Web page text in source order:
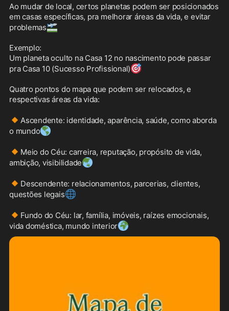
Ao mudar de local, certos planetas podem ser posicionados
em casas específicas, pra melhorar áreas da vida, e evitar
problemas🛫
Exemplo:
Um planeta oculto na Casa 12 no nascimento pode passar
pra Casa 10 (Sucesso Profissional)🎯
Quatro pontos do mapa que podem ser relocados, e
respectivas áreas da vida:
🔸 Ascendente: identidade, aparência, saúde, como aborda
o mundo🌎
🔸 Meio do Céu: carreira, reputação, propósito de vida,
ambição, visibilidade🌏
🔸 Descendente: relacionamentos, parcerias, clientes,
questões legais🌐
🔸 Fundo do Céu: lar, família, imóveis, raízes emocionais,
vida doméstica, mundo interior🌍